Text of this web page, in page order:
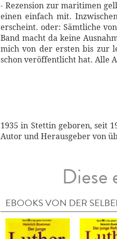
- Rezension zur maritimen
einen einfach mit.
erscheint. oder: Sämtliche
Band macht da keine
mich von der ersten bis zur
schon veröffentlicht hat. Alle
1935 in Stettin geboren, seit
Autor und Herausgeber von
Diese
EBOOKS VON DER